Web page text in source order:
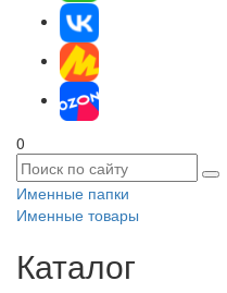
0
Именные папки
Именные товары
Каталог